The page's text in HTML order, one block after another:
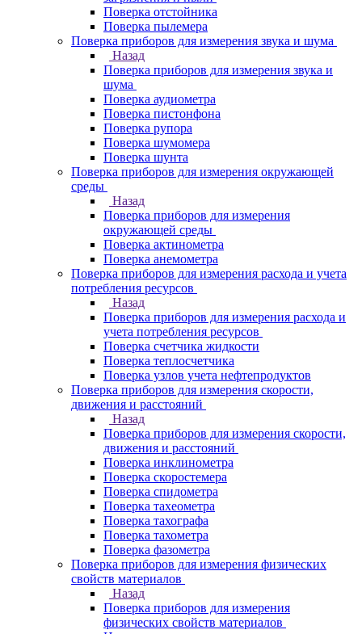
Поверка отстойника
Поверка пылемера
Поверка приборов для измерения звука и шума
Назад
Поверка приборов для измерения звука и
шума
Поверка аудиометра
Поверка пистонфона
Поверка рупора
Поверка шумомера
Поверка шунта
Поверка приборов для измерения окружающей
среды
Назад
Поверка приборов для измерения
окружающей среды
Поверка актинометра
Поверка анемометра
Поверка приборов для измерения расхода и учета
потребления ресурсов
Назад
Поверка приборов для измерения расхода и
учета потребления ресурсов
Поверка счетчика жидкости
Поверка теплосчетчика
Поверка узлов учета нефтепродуктов
Поверка приборов для измерения скорости,
движения и расстояний
Назад
Поверка приборов для измерения скорости,
движения и расстояний
Поверка инклинометра
Поверка скоростемера
Поверка спидометра
Поверка тахеометра
Поверка тахографа
Поверка тахометра
Поверка фазометра
Поверка приборов для измерения физических
свойств материалов
Назад
Поверка приборов для измерения
физических свойств материалов